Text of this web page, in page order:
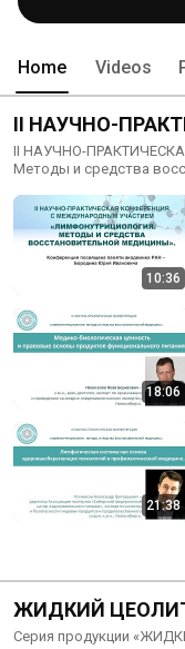
Home Videos
II НАУЧНО-
II НАУЧНО-
Методы и средства
10:36
18:06
21:38
ЖИДКИЙ
Серия продукции «ЖИДКИЙ ЦЕОЛИТ» -